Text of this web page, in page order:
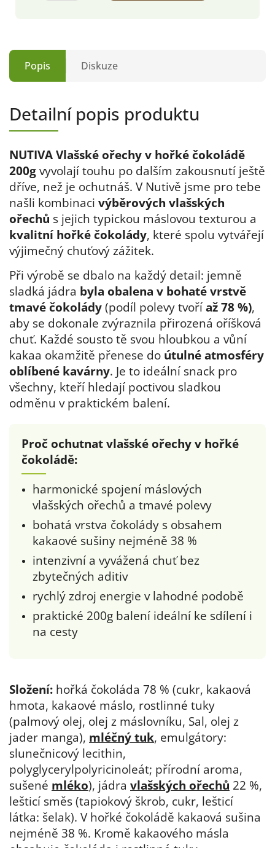
Popis Diskuze
Detailní popis produktu
NUTIVA Vlašské ořechy v hořké čokoládě
200g vyvolají touhu po dalším zakousnutí ještě
dříve, než je ochutnáš. V Nutivě jsme pro tebe
našli kombinaci výběrových vlašských
ořechů s jejich typickou máslovou texturou a
kvalitní hořké čokolády, které spolu vytvářejí
výjimečný chuťový zážitek.
Při výrobě se dbalo na každý detail: jemně
sladká jádra byla obalena v bohaté vrstvě
tmavé čokolády (podíl polevy tvoří až 78 %),
aby se dokonale zvýraznila přirozená oříšková
chuť. Každé sousto tě svou hloubkou a vůní
kakaa okamžitě přenese do útulné atmosféry
oblíbené kavárny. Je to ideální snack pro
všechny, kteří hledají poctivou sladkou
odměnu v praktickém balení.
Proč ochutnat vlašské ořechy v hořké
čokoládě:
harmonické spojení máslových
vlašských ořechů a tmavé polevy
bohatá vrstva čokolády s obsahem
kakaové sušiny nejméně 38 %
intenzivní a vyvážená chuť bez
zbytečných aditiv
rychlý zdroj energie v lahodné podobě
praktické 200g balení ideální ke sdílení i
na cesty
Složení: hořká čokoláda 78 % (cukr, kakaová
hmota, kakaové máslo, rostlinné tuky
(palmový olej, olej z máslovníku, Sal, olej z
jader manga), mléčný tuk, emulgátory:
slunečnicový lecithin,
polyglycerylpolyricinoleát; přírodní aroma,
sušené mléko), jádra vlašských ořechů 22 %,
lešticí směs (tapiokový škrob, cukr, lešticí
látka: šelak). V hořké čokoládě kakaová sušina
nejméně 38 %. Kromě kakaového másla